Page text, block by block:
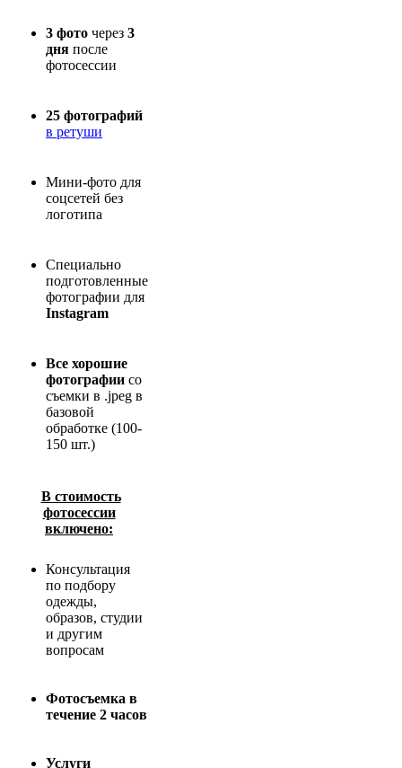
3 фото через 3
дня после
фотосессии
25 фотографий
в ретуши
Мини-фото для
соцсетей без
логотипа
Специально
подготовленные
фотографии для
Instagram
Все хорошие
фотографии со
съемки в .jpeg в
базовой
обработке (100-
150 шт.)
В стоимость
фотосессии
включено:
Консультация
по подбору
одежды,
образов, студии
и другим
вопросам
Фотосъемка в
течение 2 часов
Услуги